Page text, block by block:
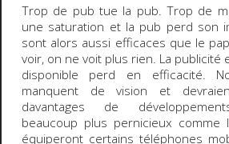
Trop de pub tue la pub. Trop de
une saturation et la pub perd son
sont alors aussi efficaces que le
voir, on ne voit plus rien. La publicité
disponible perd en efficacité.
manquent de vision et
davantages de
beaucoup plus pernicieux comme
équiperont certains téléphones